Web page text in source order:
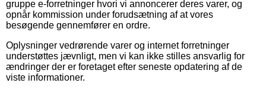
gruppe e-forretninger hvori vi annoncerer deres varer, og
opnår kommission under forudsætning af at vores
besøgende gennemfører en ordre.
Oplysninger vedrørende varer og internet forretninger
understøttes jævnligt, men vi kan ikke stilles ansvarlig for
ændringer der er foretaget efter seneste opdatering af de
viste informationer.